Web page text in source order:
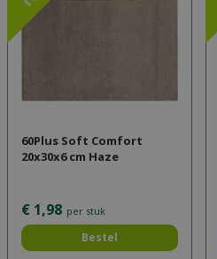
60Plus Soft Comfort
20x30x6 cm Haze
€ 1,98 per stuk
Bestel